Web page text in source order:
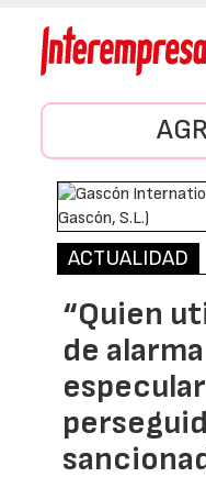
ACTUALIDAD
“Quien
de